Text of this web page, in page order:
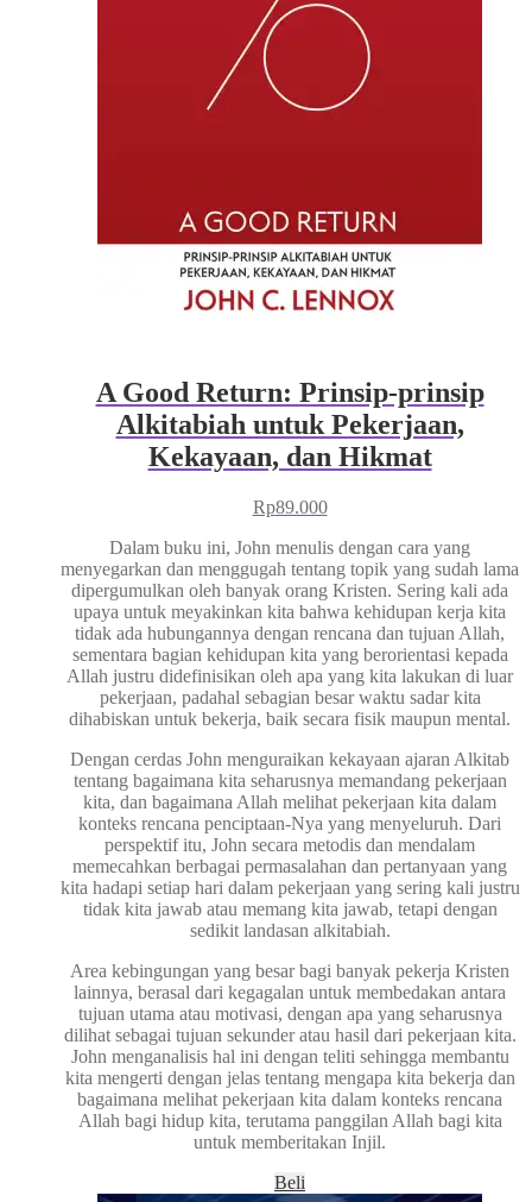
A Good Return: Prinsip-prinsip
Alkitabiah untuk Pekerjaan,
Kekayaan, dan Hikmat
Rp89.000
Dalam buku ini, John menulis dengan cara yang
menyegarkan dan menggugah tentang topik yang sudah lama
dipergumulkan oleh banyak orang Kristen. Sering kali ada
upaya untuk meyakinkan kita bahwa kehidupan kerja kita
tidak ada hubungannya dengan rencana dan tujuan Allah,
sementara bagian kehidupan kita yang berorientasi kepada
Allah justru didefinisikan oleh apa yang kita lakukan di luar
pekerjaan, padahal sebagian besar waktu sadar kita
dihabiskan untuk bekerja, baik secara fisik maupun mental.
Dengan cerdas John menguraikan kekayaan ajaran Alkitab
tentang bagaimana kita seharusnya memandang pekerjaan
kita, dan bagaimana Allah melihat pekerjaan kita dalam
konteks rencana penciptaan-Nya yang menyeluruh. Dari
perspektif itu, John secara metodis dan mendalam
memecahkan berbagai permasalahan dan pertanyaan yang
kita hadapi setiap hari dalam pekerjaan yang sering kali justru
tidak kita jawab atau memang kita jawab, tetapi dengan
sedikit landasan alkitabiah.
Area kebingungan yang besar bagi banyak pekerja Kristen
lainnya, berasal dari kegagalan untuk membedakan antara
tujuan utama atau motivasi, dengan apa yang seharusnya
dilihat sebagai tujuan sekunder atau hasil dari pekerjaan kita.
John menganalisis hal ini dengan teliti sehingga membantu
kita mengerti dengan jelas tentang mengapa kita bekerja dan
bagaimana melihat pekerjaan kita dalam konteks rencana
Allah bagi hidup kita, terutama panggilan Allah bagi kita
untuk memberitakan Injil.
Beli